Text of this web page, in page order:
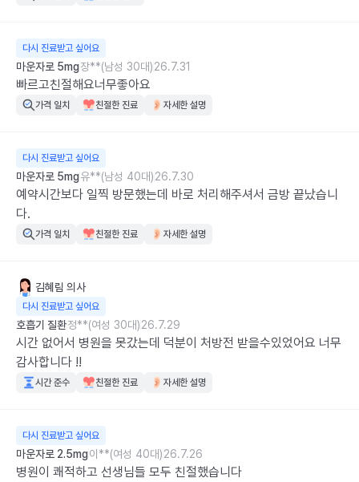
다시 진료받고 싶어요
마운자로 5mg장**(남성 30대)26.7.31
빠르고친절해요너무좋아요
가격 일치 친절한 진료 자세한 설명
다시 진료받고 싶어요
마운자로 5mg유**(남성 40대)26.7.30
예약시간보다 일찍 방문했는데 바로 처리해주셔서 금방 끝났습니
다.
가격 일치 친절한 진료 자세한 설명
김혜림 의사
다시 진료받고 싶어요
호흡기 질환정**(여성 30대)26.7.29
시간 없어서 병원을 못갔는데 덕분이 처방전 받을수있었어요 너무
감사합니다 !!
시간 준수 친절한 진료 자세한 설명
다시 진료받고 싶어요
마운자로 2.5mg이**(여성 40대)26.7.26
병원이 쾌적하고 선생님들 모두 친절했습니다